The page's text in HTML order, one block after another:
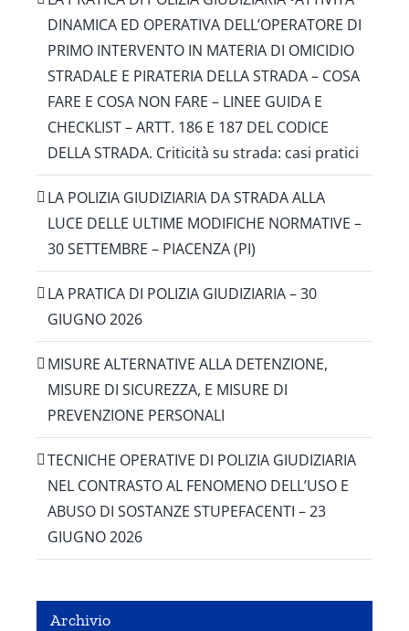
DINAMICA ED OPERATIVA DELL’OPERATORE DI
PRIMO INTERVENTO IN MATERIA DI OMICIDIO
STRADALE E PIRATERIA DELLA STRADA – COSA
FARE E COSA NON FARE – LINEE GUIDA E
CHECKLIST – ARTT. 186 E 187 DEL CODICE
DELLA STRADA. Criticità su strada: casi pratici
LA POLIZIA GIUDIZIARIA DA STRADA ALLA
LUCE DELLE ULTIME MODIFICHE NORMATIVE –
30 SETTEMBRE – PIACENZA (PI)
LA PRATICA DI POLIZIA GIUDIZIARIA – 30
GIUGNO 2026
MISURE ALTERNATIVE ALLA DETENZIONE,
MISURE DI SICUREZZA, E MISURE DI
PREVENZIONE PERSONALI
TECNICHE OPERATIVE DI POLIZIA GIUDIZIARIA
NEL CONTRASTO AL FENOMENO DELL’USO E
ABUSO DI SOSTANZE STUPEFACENTI – 23
GIUGNO 2026
Archivio